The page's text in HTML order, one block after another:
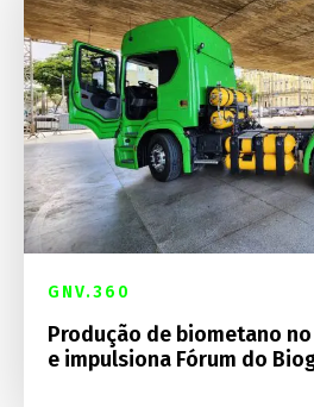
GNV.360
Produção de biometano
e impulsiona Fórum do